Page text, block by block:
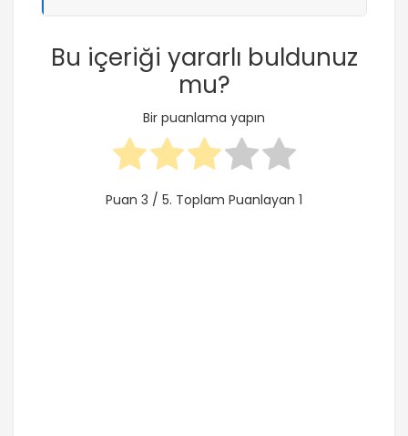
Bu içeriği yararlı buldunuz
mu?
Bir puanlama yapın
Puan 3 / 5. Toplam Puanlayan 1